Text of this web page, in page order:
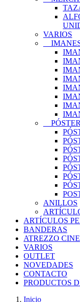
VARIOS
ANILLOS
ARTÍCULOS
BANDERAS
ATREZZO CINE
VARIOS
OUTLET
NOVEDADES
CONTACTO
PRODUCTOS
Inicio